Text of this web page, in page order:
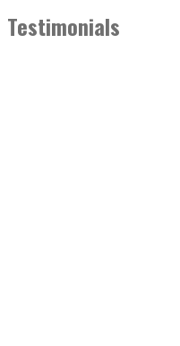
Testimonials